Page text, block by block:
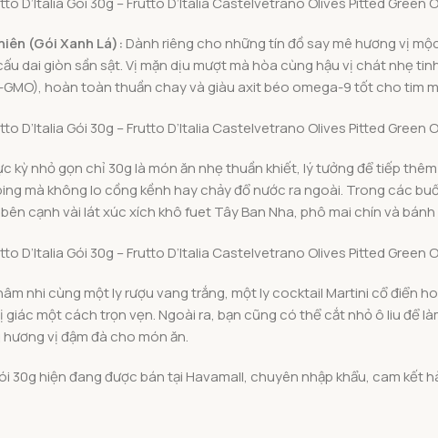
(Gói Xanh Lá): Dành riêng cho những tín đồ say mê hương vị
dai giòn sần sật. Vị mặn dịu mượt mà hòa cùng hậu vị chát nhẹ
hoàn toàn thuần chay và giàu axit béo omega-9 tốt cho tim
kỳ nhỏ gọn chỉ 30g là món ăn nhẹ thuần khiết, lý tưởng để tiếp
mà không lo cồng kềnh hay chảy đổ nước ra ngoài. Trong các
cạnh vài lát xúc xích khô fuet Tây Ban Nha, phô mai chín và
nhi cùng một ly rượu vang trắng, một ly cocktail Martini cổ điển
giác một cách trọn vẹn. Ngoài ra, bạn cũng có thể cắt nhỏ ô liu
vị đậm đà cho món ăn.
30g hiện đang được bán tại Havamall, chuyên nhập khẩu, cam kết